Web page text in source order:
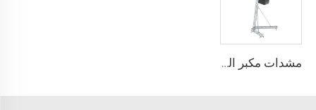
مشدات مكبر الصوت